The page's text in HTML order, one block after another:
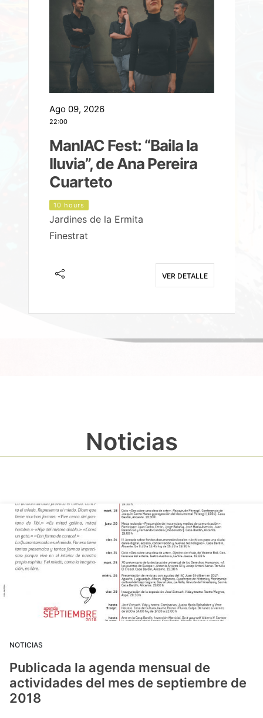
Ago 09, 2026
22:00
ManIAC Fest: “Baila la
lluvia”, de Ana Pereira
Cuarteto
10 hours
Jardines de la Ermita
Finestrat
VER DETALLE
Noticias
NOTICIAS
Publicada la agenda mensual de
actividades del mes de septiembre de
2018